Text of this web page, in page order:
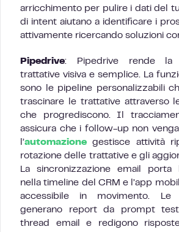
arricchimento per pulire i dati del
di intent aiutano a identificare i
attivamente ricercando soluzioni
Pipedrive: Pipedrive rende la
trattative visiva e semplice. La
sono le pipeline personalizzabili
trascinare le trattative attraverso
che progrediscono. Il
assicura che i follow-up non
l’automazione gestisce attività
rotazione delle trattative e gli
La sincronizzazione email porta
nella timeline del CRM e l’app
accessibile in movimento. Le
generano report da prompt
thread email e redigono